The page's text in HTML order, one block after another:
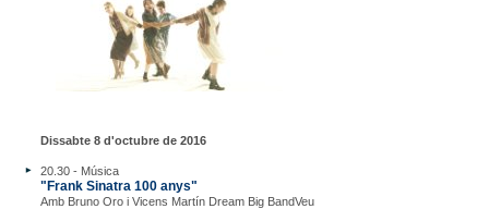
Dissabte 8 d'octubre de 2016
20.30 - Música
"Frank Sinatra 100 anys"
Amb Bruno Oro i Vicens Martín Dream Big BandVeu